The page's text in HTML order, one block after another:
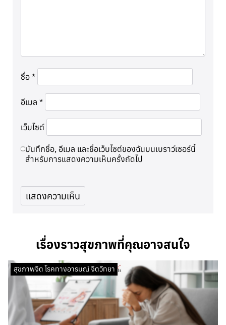
ชื่อ *
อีเมล *
เว็บไซต์
บันทึกชื่อ, อีเมล และชื่อเว็บไซต์ของฉันบนเบราว์เซอร์นี้
สำหรับการแสดงความเห็นครั้งถัดไป
เรื่องราวสุขภาพที่คุณอาจสนใจ
สุขภาพจิต โรคทางอารมณ์ จิตวิทยา